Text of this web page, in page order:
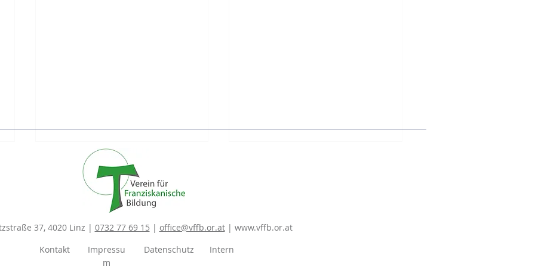
Kunstprojekt der MS
Newsletter #29
37, 4020 Linz | 0732 77 69 15 | office@vffb.or.at| www.vffb.or.at
Kontakt
Impressu
m
Datenschutz Intern